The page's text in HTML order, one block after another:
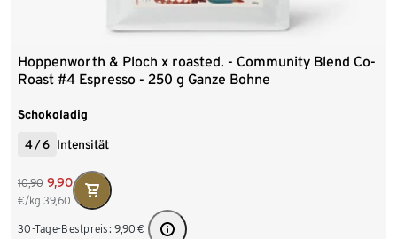
Hoppenworth & Ploch x roasted. - Community Blend Co-
Roast #4 Espresso - 250 g Ganze Bohne
Schokoladig
4/6 Intensität
10,90 9,90
€/kg 39,60
30-Tage-Bestpreis: 9,90 €